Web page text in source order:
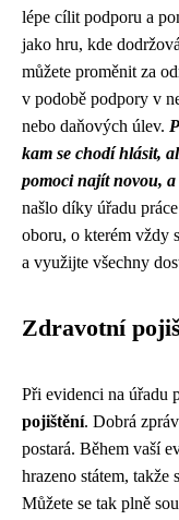
lépe cílit podporu a
jako hru, kde
můžete proměnit za
v podobě podpory v
nebo daňových úlev.
kam se chodí hlásit,
pomoci najít novou, a
našlo díky úřadu
oboru, o kterém vždy
a využijte všechny
Zdravotní
Při evidenci na úřadu
pojištění. Dobrá
postará. Během vaší
hrazeno státem, takže
Můžete se tak plně